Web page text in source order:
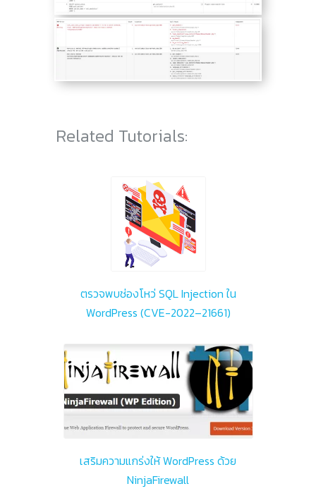
Related Tutorials:
ตรวจพบช่องโหว่ SQL Injection ใน
WordPress (CVE-2022–21661)
เสริมความแกร่งให้ WordPress ด้วย
NinjaFirewall